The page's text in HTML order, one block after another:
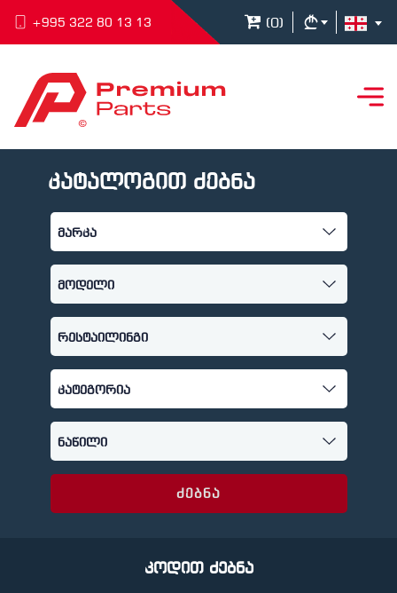
+995 322 80 13 13 (0)
კატალოგით ძებნა
ძებნა
კოდით ძებნა